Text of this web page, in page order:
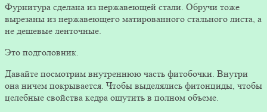
Фурнитура сделана из нержавеющей стали. Обручи тоже
вырезаны из нержавеющего матированного стального листа, а
не дешевые ленточные.
Это подголовник.
Давайте посмотрим внутреннюю часть фитобочки. Внутри
она ничем покрывается. Чтобы выделялись фитонциды, чтобы
целебные свойства кедра ощутить в полном объеме.